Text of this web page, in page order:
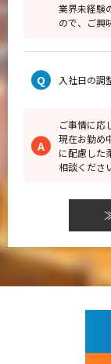
業界未経験
ので、ご興
入社日の調
ご事情に応
現在お勤め
に配慮した
相談くださ